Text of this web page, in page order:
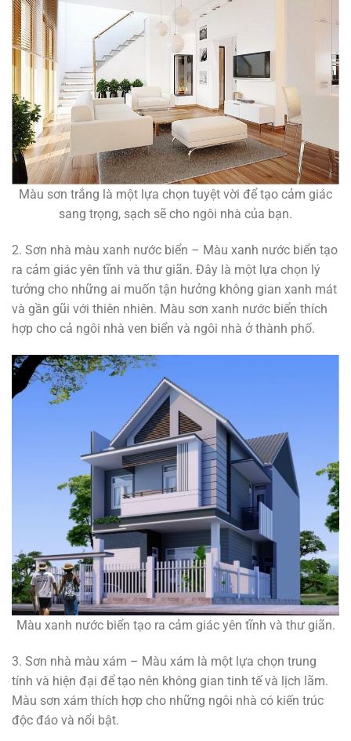
Màu sơn trắng là một lựa chọn tuyệt vời để tạo cảm giác
sang trọng, sạch sẽ cho ngôi nhà của bạn.
2. Sơn nhà màu xanh nước biển – Màu xanh nước biển tạo
ra cảm giác yên tĩnh và thư giãn. Đây là một lựa chọn lý
tưởng cho những ai muốn tận hưởng không gian xanh mát
và gần gũi với thiên nhiên. Màu sơn xanh nước biển thích
hợp cho cả ngôi nhà ven biển và ngôi nhà ở thành phố.
Màu xanh nước biển tạo ra cảm giác yên tĩnh và thư giãn.
3. Sơn nhà màu xám – Màu xám là một lựa chọn trung
tính và hiện đại để tạo nên không gian tinh tế và lịch lãm.
Màu sơn xám thích hợp cho những ngôi nhà có kiến ​​trúc
độc đáo và nổi bật.